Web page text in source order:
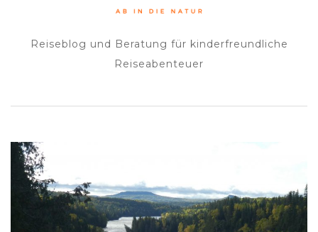
Reiseblog und Beratung für kinderfreundliche
Reiseabenteuer